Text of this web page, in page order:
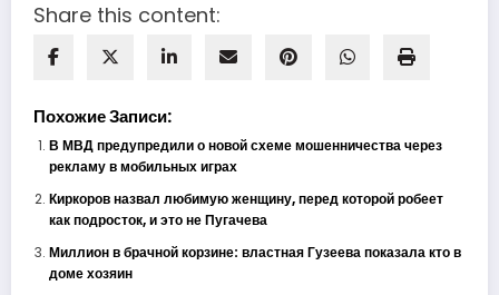
Share this content:
Похожие Записи:
В МВД предупредили о новой схеме мошенничества через
рекламу в мобильных играх
Киркоров назвал любимую женщину, перед которой робеет
как подросток, и это не Пугачева
Миллион в брачной корзине: властная Гузеева показала кто в
доме хозяин